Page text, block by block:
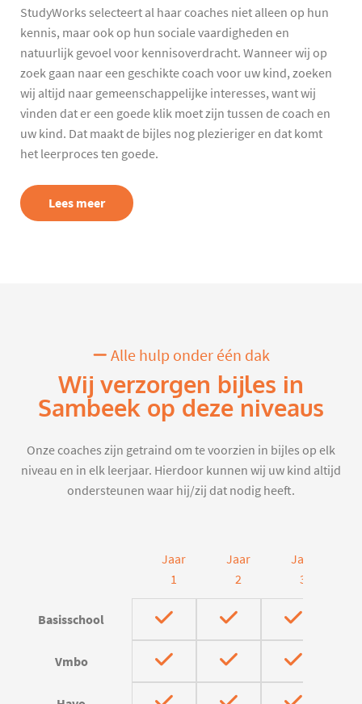
StudyWorks selecteert al haar coaches niet alleen op hun
kennis, maar ook op hun sociale vaardigheden en
natuurlijk gevoel voor kennisoverdracht. Wanneer wij op
zoek gaan naar een geschikte coach voor uw kind, zoeken
wij altijd naar gemeenschappelijke interesses, want wij
vinden dat er een goede klik moet zijn tussen de coach en
uw kind. Dat maakt de bijles nog plezieriger en dat komt
het leerproces ten goede.
Lees meer
Alle hulp onder één dak
Wij verzorgen bijles in
Sambeek op deze niveaus
Onze coaches zijn getraind om te voorzien in bijles op elk
niveau en in elk leerjaar. Hierdoor kunnen wij uw kind altijd
ondersteunen waar hij/zij dat nodig heeft.
Jaar
1
Jaar
2
Jaar
3
Basisschool
Vmbo